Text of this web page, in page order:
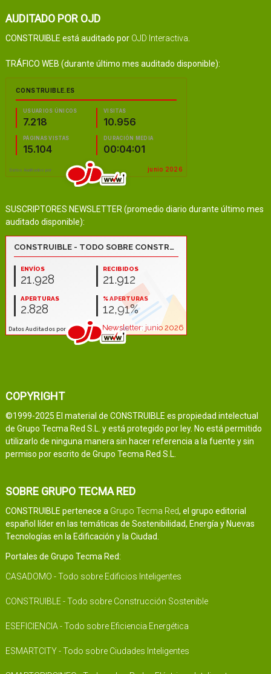
AUDITADO POR OJD
CONSTRUIBLE está auditado por OJD Interactiva.
TRÁFICO WEB (durante último mes auditado disponible):
SUSCRIPTORES NEWSLETTER (promedio diario durante último mes
auditado disponible):
COPYRIGHT
©1999-2025 El material de CONSTRUIBLE es propiedad intelectual
de Grupo Tecma Red S.L. y está protegido por ley. No está permitido
utilizarlo de ninguna manera sin hacer referencia a la fuente y sin
permiso por escrito de Grupo Tecma Red S.L.
SOBRE GRUPO TECMA RED
CONSTRUIBLE pertenece a Grupo Tecma Red, el grupo editorial
español líder en las temáticas de Sostenibilidad, Energía y Nuevas
Tecnologías en la Edificación y la Ciudad.
Portales de Grupo Tecma Red:
CASADOMO - Todo sobre Edificios Inteligentes
CONSTRUIBLE - Todo sobre Construcción Sostenible
ESEFICIENCIA - Todo sobre Eficiencia Energética
ESMARTCITY - Todo sobre Ciudades Inteligentes